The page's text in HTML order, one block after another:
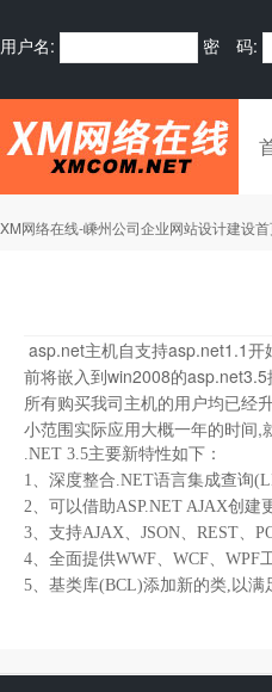
用户名: 密 码:
XM网络在线-嵊州公司企业网站设计建设
asp.net主机自支持asp.net1.1
前将嵌入到win2008的
所有购买我司主机的用户均已经
小范围实际应用大概一年的时间
.NET 3.5主要新特性如下：
1、深度整合.NET语言集成查询
2、可以借助ASP.NET AJAX创
3、支持AJAX、JSON、REST、
4、全面提供WWF、WCF、WPF
5、基类库(BCL)添加新的类,以满